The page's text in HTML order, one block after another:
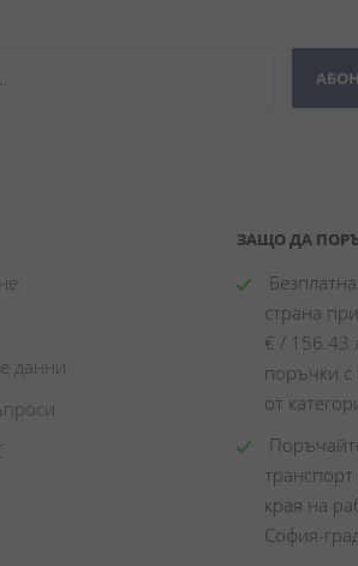
данни
ЗАЩО ДА
страна
€ / 156.43
поръчки с
от
края на
София-